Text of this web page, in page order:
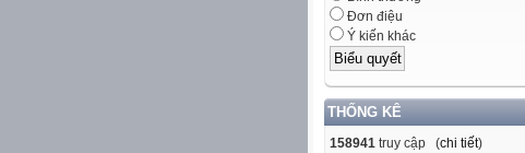
Đơn điệu
Ý kiến khác
THỐNG KÊ
158941 truy cập (chi tiết)